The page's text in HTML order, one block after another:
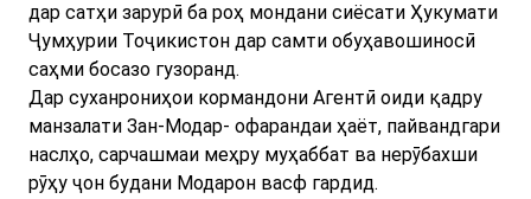
дар сатҳи зарурӣ ба роҳ мондани сиёсати Ҳукумати
Ҷумҳурии Тоҷикистон дар самти обуҳавошиносӣ
саҳми босазо гузоранд.
Дар суханрониҳои кормандони Агентӣ оиди қадру
манзалати Зан-Модар- офарандаи ҳаёт, пайвандгари
наслҳо, сарчашмаи меҳру муҳаббат ва нерӯбахши
рӯҳу ҷон будани Модарон васф гардид.